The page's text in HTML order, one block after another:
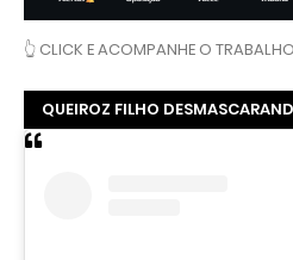
👆 CLICK E ACOMPANHE O
QUEIROZ FILHO